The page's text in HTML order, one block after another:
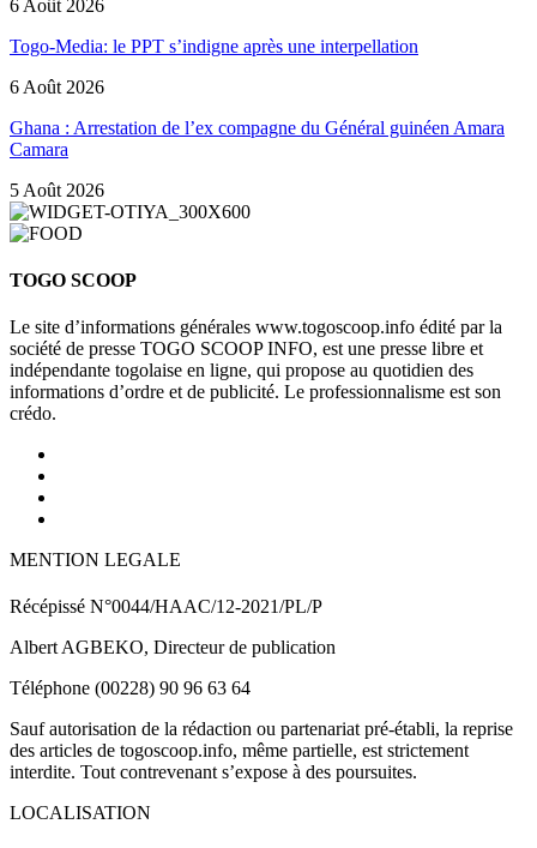
6 Août 2026
Togo-Media: le PPT s’indigne après une interpellation
6 Août 2026
Ghana : Arrestation de l’ex compagne du Général guinéen Amara
Camara
5 Août 2026
TOGO SCOOP
Le site d’informations générales www.togoscoop.info édité par la
société de presse TOGO SCOOP INFO, est une presse libre et
indépendante togolaise en ligne, qui propose au quotidien des
informations d’ordre et de publicité. Le professionnalisme est son
crédo.
MENTION LEGALE
Récépissé N°0044/HAAC/12-2021/PL/P
Albert AGBEKO, Directeur de publication
Téléphone (00228) 90 96 63 64
Sauf autorisation de la rédaction ou partenariat pré-établi, la reprise
des articles de togoscoop.info, même partielle, est strictement
interdite. Tout contrevenant s’expose à des poursuites.
LOCALISATION